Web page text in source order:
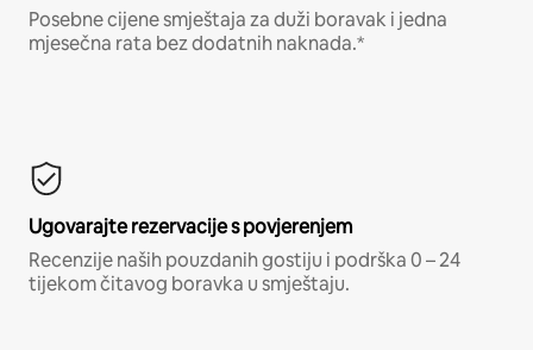
Posebne cijene smještaja za duži boravak i jedna
mjesečna rata bez dodatnih naknada.*
Ugovarajte rezervacije s povjerenjem
Recenzije naših pouzdanih gostiju i podrška 0 – 24
tijekom čitavog boravka u smještaju.